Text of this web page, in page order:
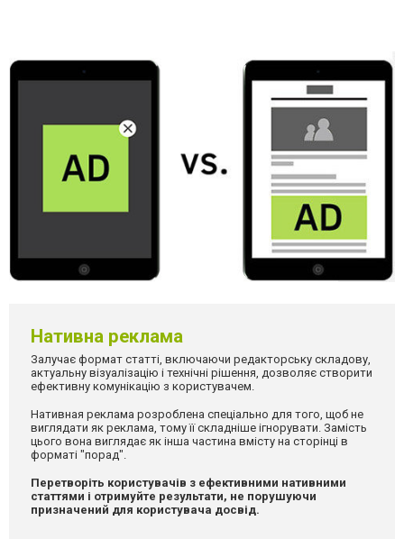
Нативна реклама
Залучає формат статті, включаючи редакторську складову,
актуальну візуалізацію і технічні рішення, дозволяє створити
ефективну комунікацію з користувачем.
Нативная реклама розроблена спеціально для того, щоб не
виглядати як реклама, тому її складніше ігнорувати. Замість
цього вона виглядає як інша частина вмісту на сторінці в
форматі "порад".
Перетворіть користувачів з ефективними нативними
статтями і отримуйте результати, не порушуючи
призначений для користувача досвід.